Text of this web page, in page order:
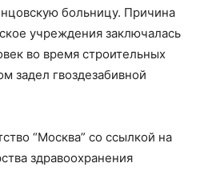
больницу. Причина
учреждения заключалась
во время строительных
задел гвоздезабивной
“Москва” со ссылкой на
здравоохранения